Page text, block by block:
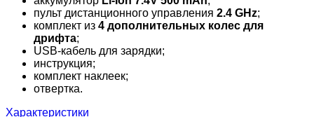
пульт дистанционного управления 2.4 GHz;
комплект из 4 дополнительных колес для
дрифта;
USB-кабель для зарядки;
инструкция;
комплект наклеек;
отвертка.
Характеристики